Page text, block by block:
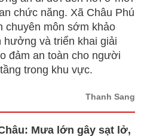
chức năng. Xã Châu Phú
chuyên môn sớm khảo
và triển khai giải
đảm an toàn cho người
trong khu vực.
Thanh Sang
Mưa lớn gây sạt lở,